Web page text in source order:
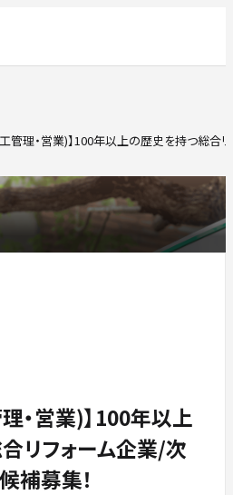
管理・営業)】100年以上の歴史を持つ総合
・営業)】100年以上
リフォーム企業/次
補募集！